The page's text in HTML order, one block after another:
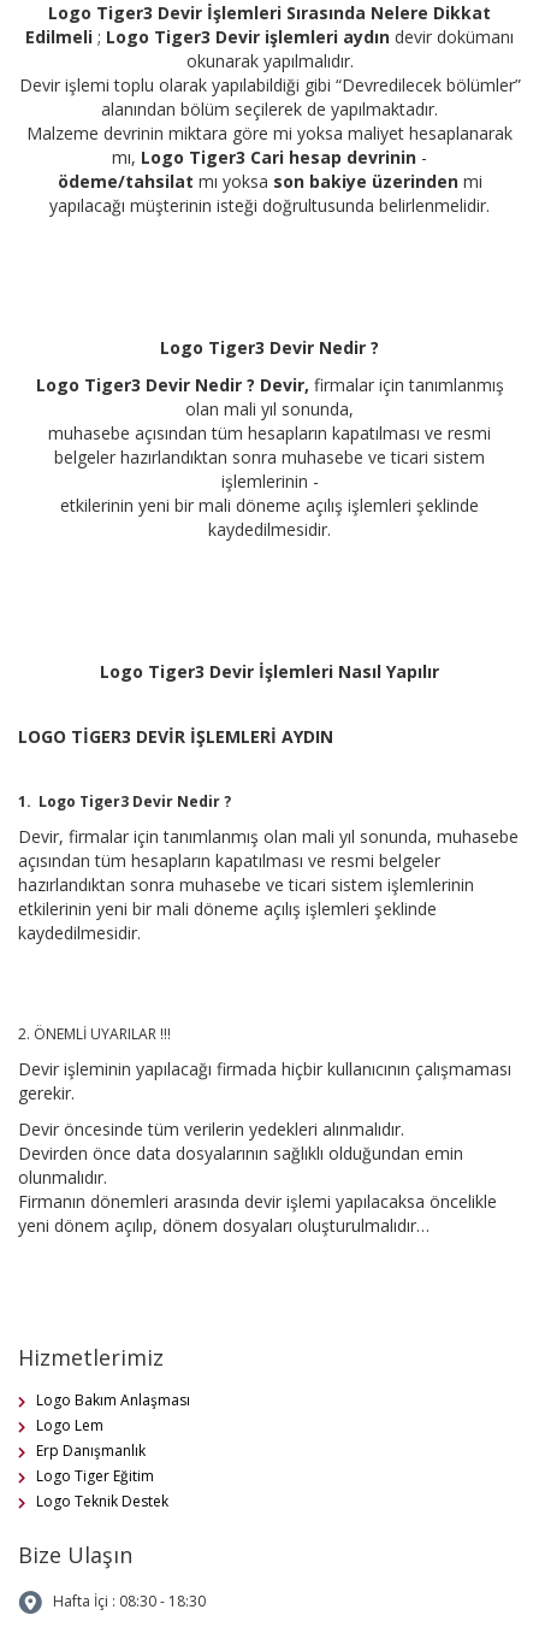
Logo Tiger3 Devir İşlemleri Sırasında Nelere Dikkat
Edilmeli ; Logo Tiger3 Devir işlemleri aydın devir dokümanı
okunarak yapılmalıdır.
Devir işlemi toplu olarak yapılabildiği gibi “Devredilecek bölümler”
alanından bölüm seçilerek de yapılmaktadır.
Malzeme devrinin miktara göre mi yoksa maliyet hesaplanarak
mı, Logo Tiger3 Cari hesap devrinin -
ödeme/tahsilat mı yoksa son bakiye üzerindenmi
yapılacağı müşterinin isteği doğrultusunda belirlenmelidir.
Logo Tiger3 Devir Nedir ?
Logo Tiger3 Devir Nedir ? Devir, firmalar için tanımlanmış
olan mali yıl sonunda,
muhasebe açısından tüm hesapların kapatılması ve resmi
belgeler hazırlandıktan sonra muhasebe ve ticari sistem
işlemlerinin -
etkilerinin yeni bir mali döneme açılış işlemleri şeklinde
kaydedilmesidir.
Logo Tiger3 Devir İşlemleri Nasıl Yapılır
LOGO TİGER3 DEVİR İŞLEMLERİ AYDIN
1. Logo Tiger3 Devir Nedir ?
Devir, firmalar için tanımlanmış olan mali yıl sonunda, muhasebe
açısından tüm hesapların kapatılması ve resmi belgeler
hazırlandıktan sonra muhasebe ve ticari sistem işlemlerinin
etkilerinin yeni bir mali döneme açılış işlemleri şeklinde
kaydedilmesidir.
2. ÖNEMLİ UYARILAR !!!
Devir işleminin yapılacağı firmada hiçbir kullanıcının çalışmaması
gerekir.
Devir öncesinde tüm verilerin yedekleri alınmalıdır.
Devirden önce data dosyalarının sağlıklı olduğundan emin
olunmalıdır.
Firmanın dönemleri arasında devir işlemi yapılacaksa öncelikle
yeni dönem açılıp, dönem dosyaları oluşturulmalıdır…
Hizmetlerimiz
Logo Bakım Anlaşması
Logo Lem
Erp Danışmanlık
Logo Tiger Eğitim
Logo Teknik Destek
Bize Ulaşın
Hafta İçi : 08:30 - 18:30